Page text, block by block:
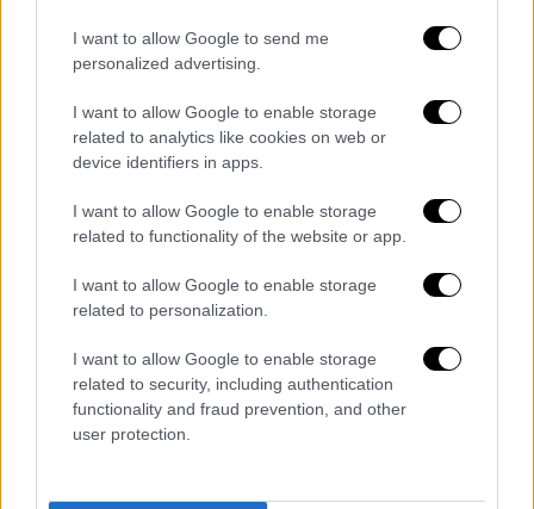
I want to allow Google to send me
personalized advertising.
I want to allow Google to enable storage
related to analytics like cookies on web or
device identifiers in apps.
I want to allow Google to enable storage
related to functionality of the website or app.
I want to allow Google to enable storage
related to personalization.
I want to allow Google to enable storage
related to security, including authentication
functionality and fraud prevention, and other
user protection.
Η πρωτοβουλία των fans
Η ιδιαίτερη αυτή ιδέα παρουσιάστηκε μέσα
τους φίλους του διαγωνισμού να
ενθουσιάζονται από το αποτέλεσμα και να
μοιράζονται τη γιορτινή διάθεση. Η
συγκεκριμένη δημιουργία αποδεικνύει πώς η
Eurovision μπορεί να ενσωματωθεί ακόμη και
σε παραδοσιακές στιγμές, μετατρέποντας τη
μουσική σε κομμάτι της εορταστικής
κουλτούρας.